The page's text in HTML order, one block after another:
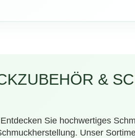
&
Entdecken Sie hochwertiges
Unser